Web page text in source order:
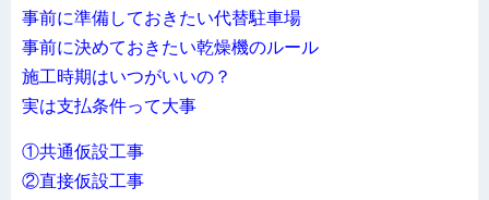
事前に準備しておきたい代替駐車場
事前に決めておきたい乾燥機のルール
施工時期はいつがいいの？
実は支払条件って大事
①共通仮設工事
②直接仮設工事